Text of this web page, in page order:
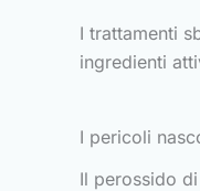
I trattamenti
ingredienti
I pericoli
Il perossido